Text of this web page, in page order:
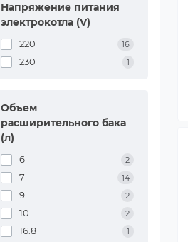
Напряжение питания
электрокотла (V)
220 16
230 1
Объем
расширительного бака
(л)
6 2
7 14
9 2
10 2
16.8 1